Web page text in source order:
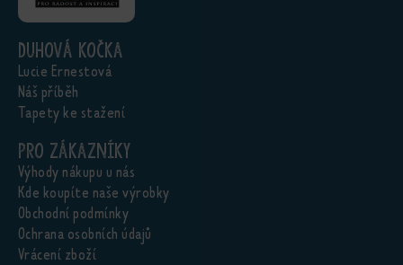
Duhová kočka
Lucie Ernestová
Náš příběh
Tapety ke stažení
Pro zákazníky
Výhody nákupu u nás
Kde koupíte naše výrobky
Obchodní podmínky
Ochrana osobních údajů
Vrácení zboží